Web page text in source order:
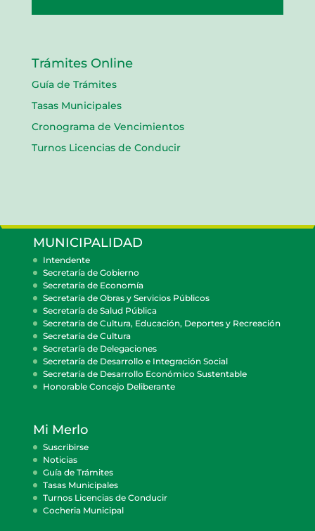
Trámites Online
Guía de Trámites
Tasas Municipales
Cronograma de Vencimientos
Turnos Licencias de Conducir
MUNICIPALIDAD
Intendente
Secretaría de Gobierno
Secretaría de Economía
Secretaría de Obras y Servicios Públicos
Secretaría de Salud Pública
Secretaría de Cultura, Educación, Deportes y Recreación
Secretaría de Cultura
Secretaría de Delegaciones
Secretaría de Desarrollo e Integración Social
Secretaría de Desarrollo Económico Sustentable
Honorable Concejo Deliberante
Mi Merlo
Suscribirse
Noticias
Guía de Trámites
Tasas Municipales
Turnos Licencias de Conducir
Cocheria Municipal